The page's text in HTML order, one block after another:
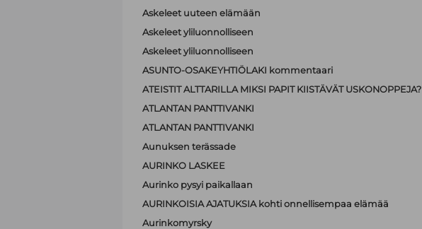
Askeleet uuteen elämään
Askeleet yliluonnolliseen
Askeleet yliluonnolliseen
ASUNTO-OSAKEYHTIÖLAKI kommentaari
ATEISTIT ALTTARILLA MIKSI PAPIT KIISTÄVÄT USKONOPPEJA?
ATLANTAN PANTTIVANKI
ATLANTAN PANTTIVANKI
Aunuksen terässade
AURINKO LASKEE
Aurinko pysyi paikallaan
AURINKOISIA AJATUKSIA kohti onnellisempaa elämää
Aurinkomyrsky